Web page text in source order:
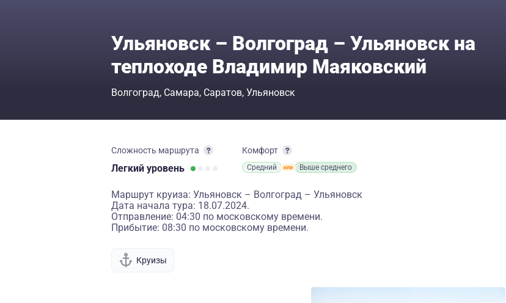
Ульяновск – Волгоград – Ульяновск на
теплоходе Владимир Маяковский
Волгоград Самара Саратов Ульяновск
Сложность маршрута
Легкий уровень
Комфорт
Средний Выше среднего
Маршрут круиза: Ульяновск – Волгоград – Ульяновск
Дата начала тура: 18.07.2024.
Отправление: 04:30 по московскому времени.
Прибытие: 08:30 по московскому времени.
Круизы